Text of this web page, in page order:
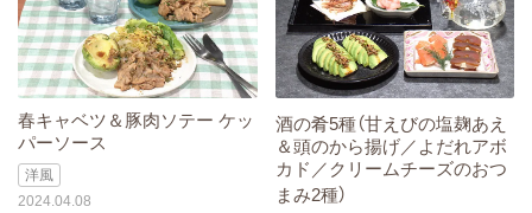
春キャベツ＆豚肉ソテー ケッ
パーソース
洋風
2024.04.08
酒の肴5種（甘えびの塩麹あえ
＆頭のから揚げ／よだれアボ
カド／クリームチーズのおつ
まみ2種）